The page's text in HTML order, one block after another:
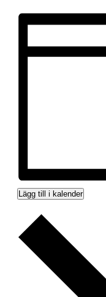
Lägg till i kalender